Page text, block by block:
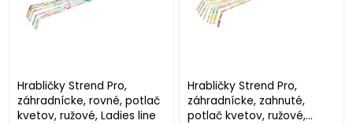
Hrabličky Strend Pro,
záhradnícke, rovné, potlač
kvetov, ružové, Ladies line
Hrabličky Strend Pro,
záhradnícke, zahnuté,
potlač kvetov, ružové,